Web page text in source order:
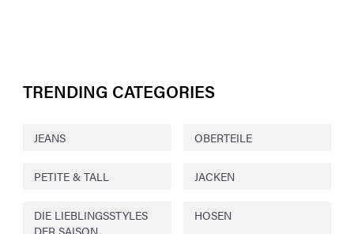
TRENDING CATEGORIES
JEANS OBERTEILE
PETITE & TALL JACKEN
DIE LIEBLINGSSTYLES
DER SAISON
HOSEN